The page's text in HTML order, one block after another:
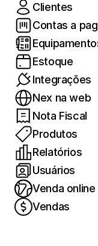
Clientes
Contas a
Estoque
Integrações
Nex na web
Nota Fiscal
Produtos
Relatórios
Usuários
Venda online
Vendas